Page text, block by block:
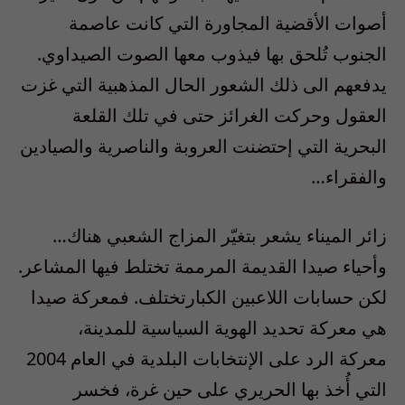
أصوات الأقضية المجاورة التي كانت عاصمة
الجنوب تُلحق بها فيذوب معها الصوت الصيداوي.
يدفعهم الى ذلك الشعور الحال المذهبية التي غزت
العقول وحركت الغرائز حتى في تلك القلعة
البحرية التي إحتضنت العروبة والناصرية والصيادين
والفقراء…
زائر الميناء يشعر بتغيّر المزاج الشعبي هناك…
وأحياء صيدا القديمة المرممة تختلط فيها المشاعر.
لكن حسابات اللاعبين الكبارتختلف. فمعركة صيدا
هي معركة تحديد الهوية السياسية للمدينة،
معركة الرد على الإنتخابات البلدية في العام 2004
التي أُخذ بها الحريري على حين غرة، فخسر